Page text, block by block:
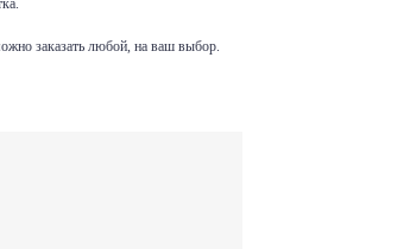
заказать любой, на ваш выбор.